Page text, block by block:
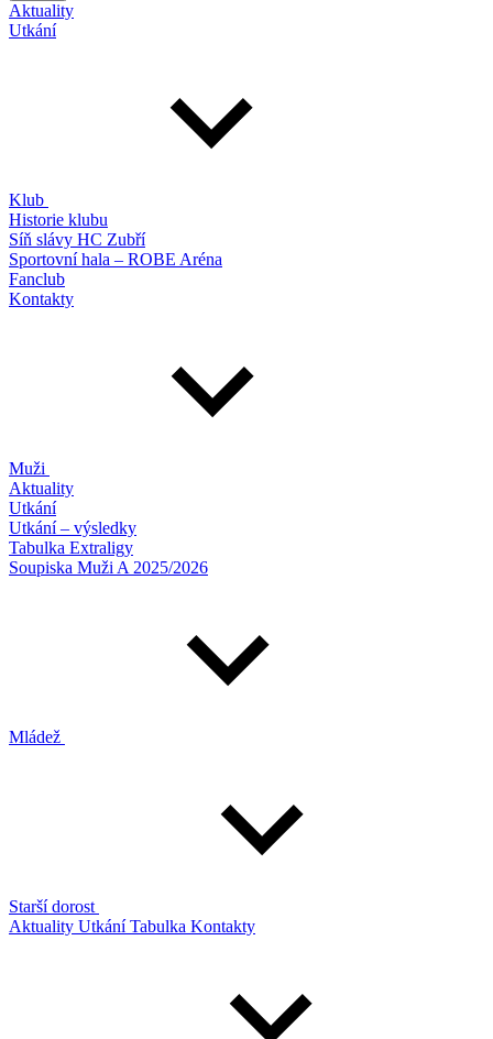
Aktuality
Utkání
Klub
Historie klubu
Síň slávy HC Zubří
Sportovní hala – ROBE Aréna
Fanclub
Kontakty
Muži
Aktuality
Utkání
Utkání – výsledky
Tabulka Extraligy
Soupiska Muži A 2025/2026
Mládež
Starší dorost
Aktuality UtkáníTabulka Kontakty